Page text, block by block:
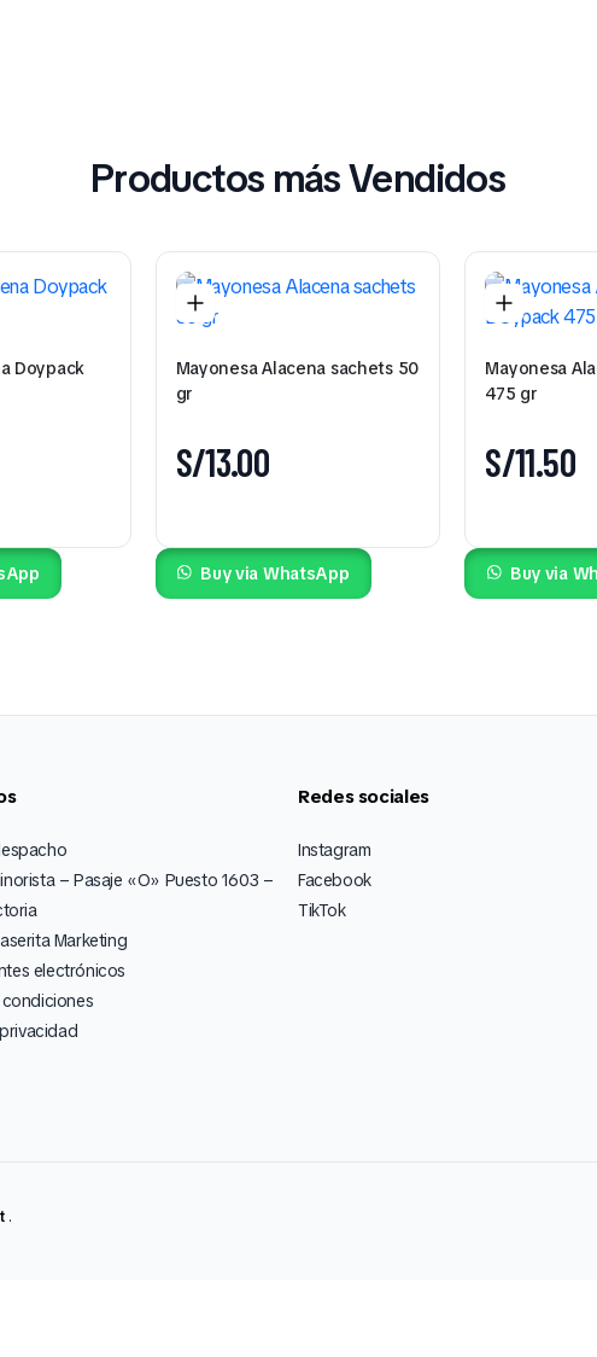
Productos más Vendidos
Doypack
Mayonesa Alacena sachets 50
gr
S/13.00
Buy via WhatsApp
Mayonesa
475 gr
S/11.50
Buy via
– Pasaje «O» Puesto 1603 –
Marketing
electrónicos
Redes sociales
Instagram
Facebook
TikTok
.